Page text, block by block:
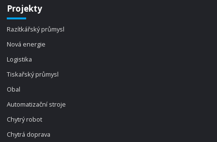
Projekty
Razítkářský průmysl
Nová energie
Logistika
Tiskařský průmysl
Obal
Automatizační stroje
Chytrý robot
Chytrá doprava